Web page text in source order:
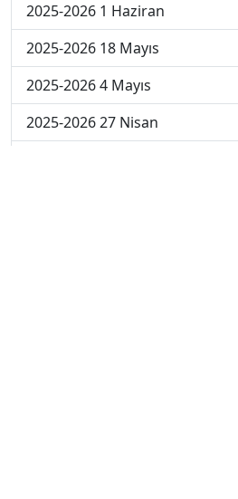
2025-2026 1 Haziran
2025-2026 18 Mayıs
2025-2026 4 Mayıs
2025-2026 27 Nisan